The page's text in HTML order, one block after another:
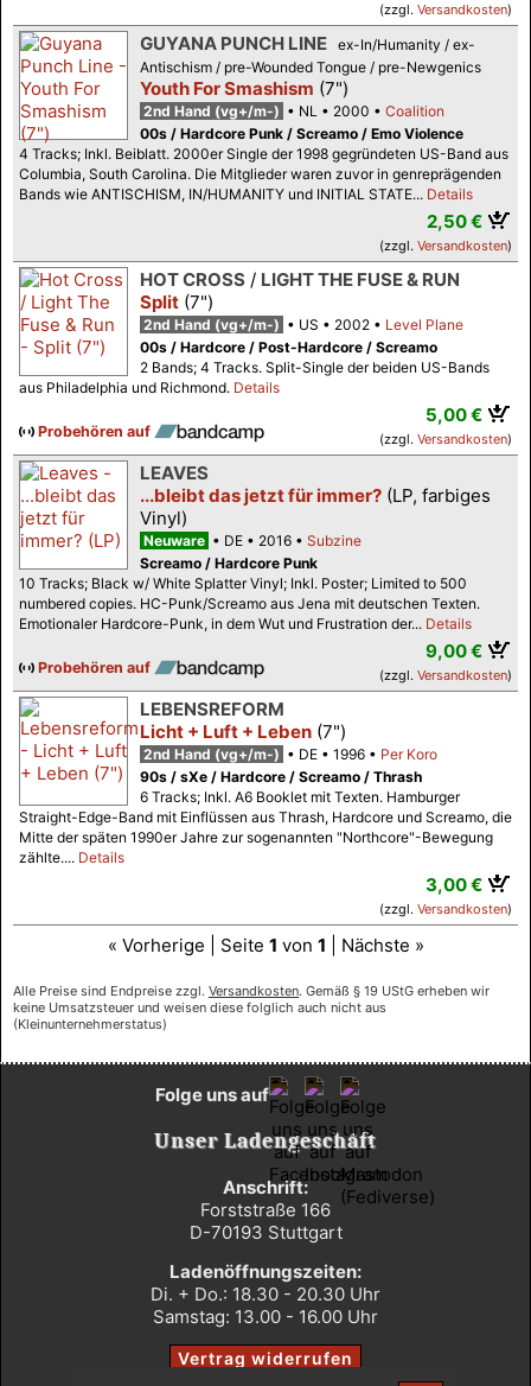
(zzgl. Versandkosten)
GUYANA PUNCH LINE ex-In/Humanity / ex-
Antischism / pre-Wounded Tongue / pre-Newgenics
Youth For Smashism (7")
2nd Hand (vg+/m-) NL 2000
Coalition
00s / Hardcore Punk / Screamo / Emo Violence
4 Tracks; Inkl. Beiblatt. 2000er Single der 1998 gegründeten US-Band aus
Columbia, South Carolina. Die Mitglieder waren zuvor in genreprägenden
Bands wie ANTISCHISM, IN/HUMANITY und INITIAL STATE... Details
2,50 €
(zzgl. Versandkosten)
HOT CROSS / LIGHT THE FUSE & RUN
Split (7")
2nd Hand (vg+/m-) US 2002
Level Plane
00s / Hardcore / Post-Hardcore / Screamo
2 Bands; 4 Tracks. Split-Single der beiden US-Bands
aus Philadelphia und Richmond. Details
Probehören auf
5,00 €
(zzgl. Versandkosten)
LEAVES
...bleibt das jetzt für immer? (LP, farbiges
Vinyl)
Neuware DE 2016
Subzine
Screamo / Hardcore Punk
10 Tracks; Black w/ White Splatter Vinyl; Inkl. Poster; Limited to 500
numbered copies. HC-Punk/Screamo aus Jena mit deutschen Texten.
Emotionaler Hardcore-Punk, in dem Wut und Frustration der... Details
Probehören auf
9,00 €
(zzgl. Versandkosten)
LEBENSREFORM
Licht + Luft + Leben (7")
2nd Hand (vg+/m-) DE 1996
Per Koro
90s / sXe / Hardcore / Screamo / Thrash
6 Tracks; Inkl. A6 Booklet mit Texten. Hamburger
Straight-Edge-Band mit Einflüssen aus Thrash, Hardcore und Screamo, die
Mitte der späten 1990er Jahre zur sogenannten "Northcore"-Bewegung
zählte.... Details
3,00 €
(zzgl. Versandkosten)
« Vorherige | Seite 1 von 1 | Nächste »
Alle Preise sind Endpreise zzgl. Versandkosten. Gemäß § 19 UStG erheben wir
keine Umsatzsteuer und weisen diese folglich auch nicht aus
(Kleinunternehmerstatus)
Unser Ladengeschäft
Anschrift:
Forststraße 166
D-70193 Stuttgart
Ladenöffnungszeiten:
Di. + Do.: 18.30 - 20.30 Uhr
Samstag: 13.00 - 16.00 Uhr
Vertrag widerrufen
Folge uns auf